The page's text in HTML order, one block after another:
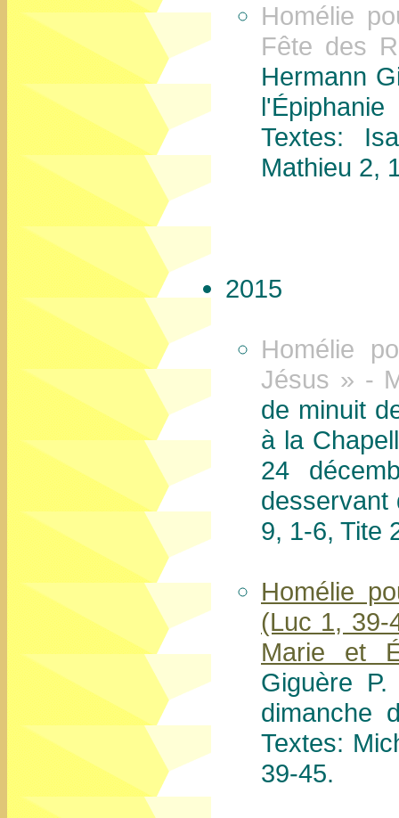
Homélie
Fête des
Hermann
Textes:
Mathieu 2,
2015
Homélie
Jésus » -
de minuit
à la
24
desservant
9, 1-6, Tite
Homélie
(Luc 1, 39-
Marie et
Giguère
dimanche
Textes:
39-45.